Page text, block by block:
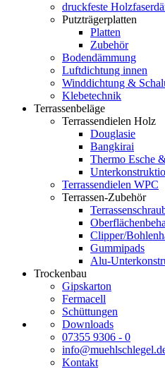
druckfeste
Putzträgerplatten
Platten
Zubehör
Bodendämmung
Luftdichtung innen
Winddichtung &
Klebetechnik
Terrassenbeläge
Terrassendielen Holz
Douglasie
Bangkirai
Thermo Esche
Terrassendielen WPC
Terrassen-Zubehör
Clipper/
Gummipads
Alu-
Trockenbau
Gipskarton
Fermacell
Schüttungen
Downloads
07355 9306 - 0
Kontakt